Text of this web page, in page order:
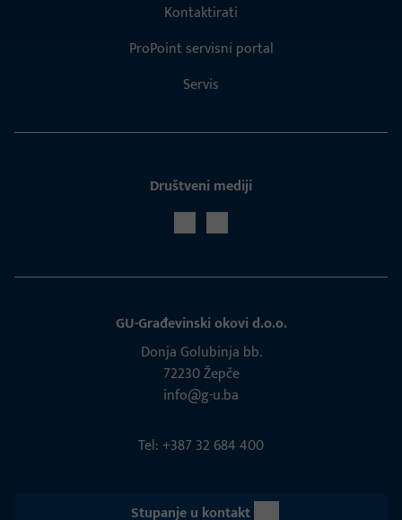
Kontaktirati
ProPoint servisni portal
Servis
Društveni mediji
GU-Građevinski okovi d.o.o.
Donja Golubinja bb.
72230 Žepče
info@g-u.ba
Tel: +387 32 684 400
Stupanje u kontakt